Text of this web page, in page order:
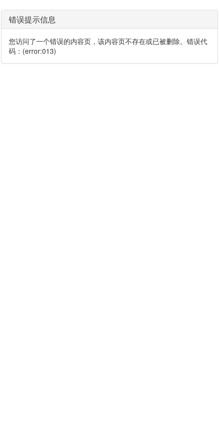
错误提示信息
您访问了一个错误的内容页，该内容页不存在或已被删除。错误代
码：(error:013)